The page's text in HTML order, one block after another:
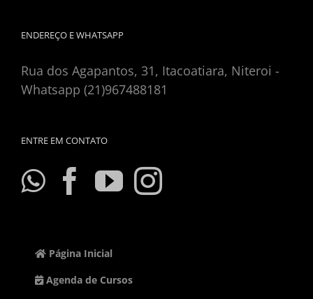
ENDEREÇO E WHATSAPP
Rua dos Agapantos, 31, Itacoatiara, Niteroi -
Whatsapp (21)967488181
ENTRE EM CONTATO
Página Inicial
Agenda de Cursos